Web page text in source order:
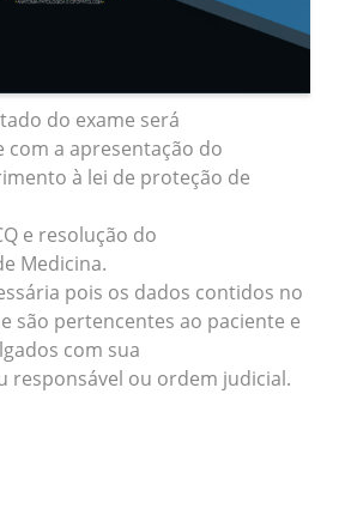
do exame será
a apresentação do
à lei de proteção de
e resolução do
Medicina.
pois os dados contidos no
são pertencentes ao paciente e
com sua
responsável ou ordem judicial.